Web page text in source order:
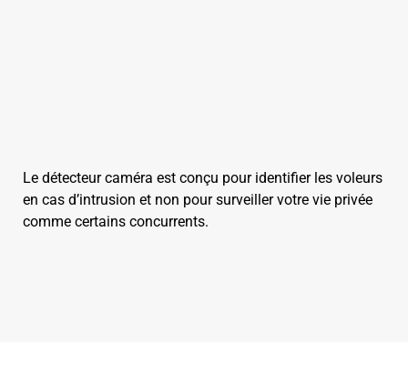
Le détecteur caméra est conçu pour identifier les voleurs
en cas d’intrusion et non pour surveiller votre vie privée
comme certains concurrents.